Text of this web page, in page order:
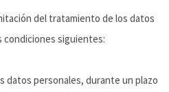
del tratamiento de los datos
condiciones siguientes:
datos personales, durante un plazo